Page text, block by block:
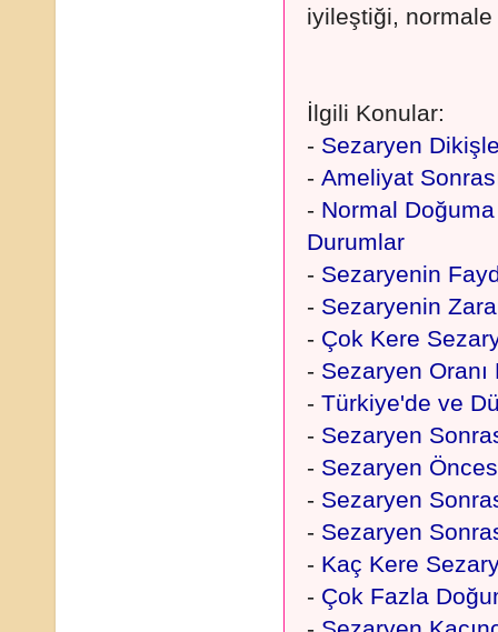
iyileştiği,
İlgili Konular:
- Sezaryen
- Ameliyat
- Normal
Durumlar
- Sezaryenin
- Sezaryenin
- Çok Kere
- Sezaryen Oranı
- Türkiye'de ve
- Sezaryen
- Sezaryen
- Sezaryen
- Sezaryen
- Kaç Kere
- Çok Fazla